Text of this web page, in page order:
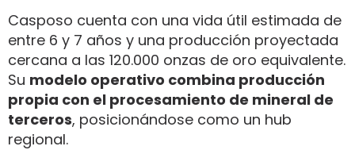
Casposo cuenta con una vida útil estimada de
entre 6 y 7 años y una producción proyectada
cercana a las 120.000 onzas de oro equivalente.
Su modelo operativo combina producción
propia con el procesamiento de mineral de
terceros, posicionándose como un hub
regional.